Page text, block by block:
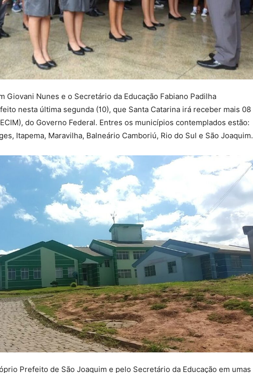
Giovani Nunes e o Secretário da Educação Fabiano Padilha
nesta última segunda (10), que Santa Catarina irá receber mais 08
do Governo Federal. Entres os municípios contemplados estão:
Itapema, Maravilha, Balneário Camboriú, Rio do Sul e São Joaquim.
Prefeito de São Joaquim e pelo Secretário da Educação em umas